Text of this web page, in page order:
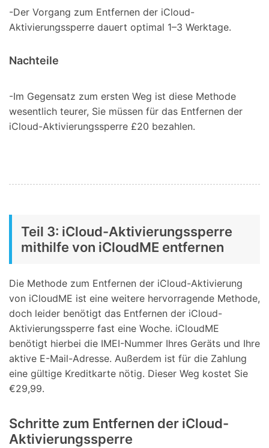
-Der Vorgang zum Entfernen der iCloud-
Aktivierungssperre dauert optimal 1–3 Werktage.
Nachteile
-Im Gegensatz zum ersten Weg ist diese Methode
wesentlich teurer, Sie müssen für das Entfernen der
iCloud-Aktivierungssperre £20 bezahlen.
Teil 3: iCloud-Aktivierungssperre
mithilfe von iCloudME entfernen
Die Methode zum Entfernen der iCloud-Aktivierung
von iCloudME ist eine weitere hervorragende Methode,
doch leider benötigt das Entfernen der iCloud-
Aktivierungssperre fast eine Woche. iCloudME
benötigt hierbei die IMEI-Nummer Ihres Geräts und Ihre
aktive E-Mail-Adresse. Außerdem ist für die Zahlung
eine gültige Kreditkarte nötig. Dieser Weg kostet Sie
€29,99.
Schritte zum Entfernen der iCloud-
Aktivierungssperre